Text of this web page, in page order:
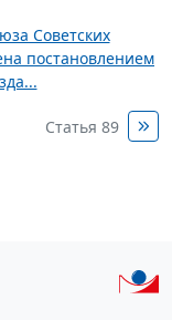
Советских
постановлением
Статья 89